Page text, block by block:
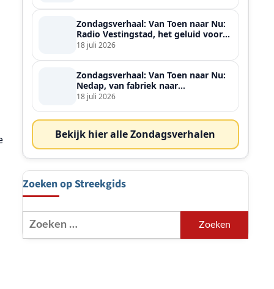
Zondagsverhaal: Van Toen naar Nu:
Radio Vestingstad, het geluid voor
heel de streek
18 juli 2026
Zondagsverhaal: Van Toen naar Nu:
Nedap, van fabriek naar
wereldspeler
18 juli 2026
Bekijk hier alle Zondagsverhalen
Zoeken op Streekgids
Zoeken
naar: